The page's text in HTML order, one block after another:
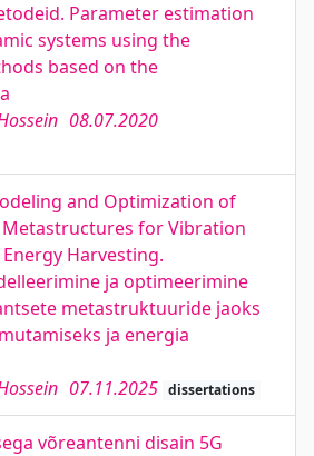
Parameter estimation
systems using the
based on the
08.07.2020
and Optimization of
Metastructures for Vibration
Harvesting.
ja optimeerimine
metastruktuuride jaoks
ja energia
07.11.2025 dissertations
võreantenni disain 5G